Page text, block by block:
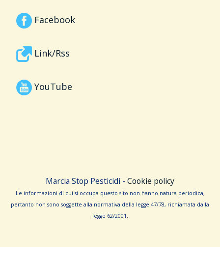
Facebook
Link/Rss
YouTube
Marcia Stop Pesticidi - Cookie policy
Le informa­zioni di cui si occupa questo sito non hanno na­tura periodica,
pertanto non sono sog­gette alla normativa della legge 47/78, richiamata dalla
leg­ge 62/­2001.